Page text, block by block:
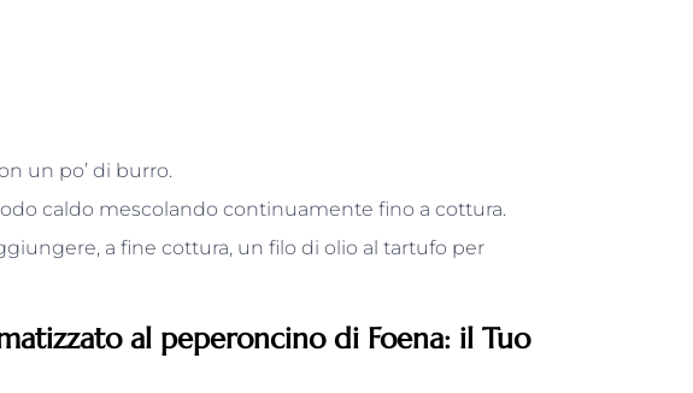
un po’ di burro.
caldo mescolando continuamente fino a cottura.
a fine cottura, un filo di olio al tartufo per
al peperoncino di Foena: il Tuo